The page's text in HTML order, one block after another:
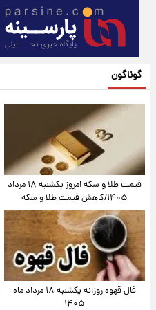
گوناگون
قیمت طلا و سکه امروز یکشنبه ۱۸ مرداد
۱۴۰۵/کاهش قیمت طلا و سکه
فال قهوه روزانه یکشنبه ۱۸ مرداد ماه
۱۴۰۵